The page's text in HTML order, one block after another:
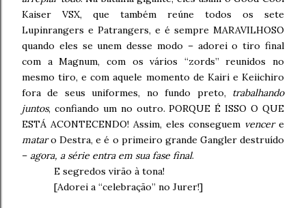
Kaiser VSX, que também reúne todos os sete
Lupinrangers e Patrangers, e é sempre MARAVILHOSO
quando eles se unem desse modo – adorei o tiro final
com a Magnum, com os vários “zords” reunidos no
mesmo tiro, e com aquele momento de Kairi e Keiichiro
fora de seus uniformes, no fundo preto, trabalhando
juntos, confiando um no outro. PORQUE É ISSO O QUE
ESTÁ ACONTECENDO! Assim, eles conseguem vencere
mataro Destra, e é o primeiro grande Gangler destruído
– agora, a série entra em sua fase final.
E segredos virão à tona!
[Adorei a “celebração” no Jurer!]